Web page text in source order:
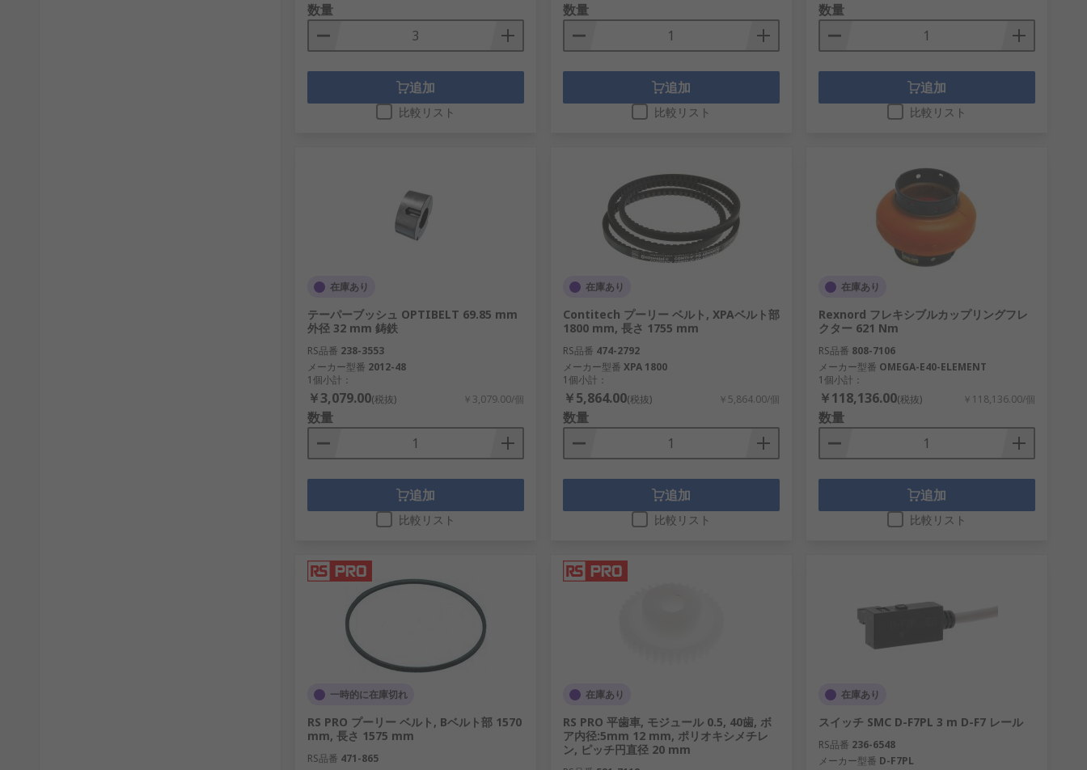
数量
追加
比較リスト
数量
追加
比較リスト
数量
追加
比較リスト
在庫あり
テーパーブッシュ OPTIBELT 69.85 mm
外径 32 mm 鋳鉄
RS品番 238-3553
メーカー型番 2012-48
1個小計：
￥3,079.00(税抜) ￥3,079.00/個
数量
追加
比較リスト
在庫あり
Contitech プーリー ベルト, XPAベルト部
1800 mm, 長さ 1755 mm
RS品番 474-2792
メーカー型番 XPA 1800
1個小計：
￥5,864.00(税抜) ￥5,864.00/個
数量
追加
比較リスト
在庫あり
Rexnord フレキシブルカップリングフレ
クター 621 Nm
RS品番 808-7106
メーカー型番 OMEGA-E40-ELEMENT
1個小計：
￥118,136.00(税抜) ￥118,136.00/個
数量
追加
比較リスト
一時的に在庫切れ
RS PRO プーリー ベルト, Bベルト部 1570
mm, 長さ 1575 mm
RS品番 471-865
在庫あり
RS PRO 平歯車, モジュール 0.5, 40歯, ボ
ア内径:5mm 12 mm, ポリオキシメチレ
ン, ピッチ円直径 20 mm
在庫あり
スイッチ SMC D-F7PL 3 m D-F7 レール
RS品番 236-6548
メーカー型番 D-F7PL